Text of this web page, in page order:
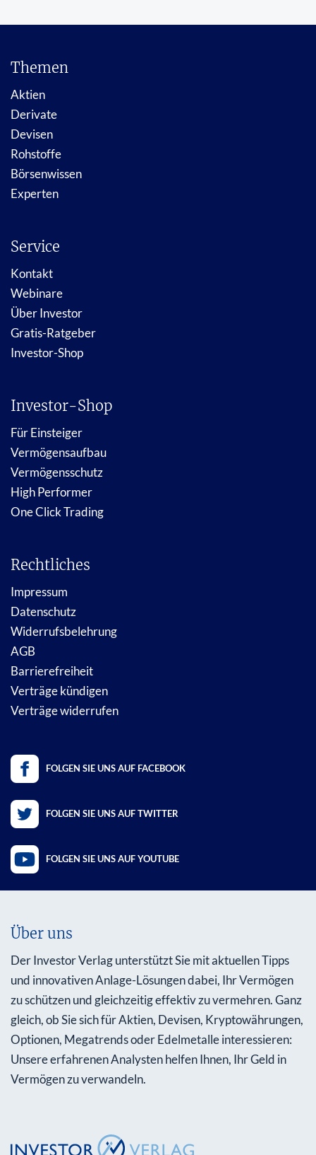
Themen
Aktien
Derivate
Devisen
Rohstoffe
Börsenwissen
Experten
Service
Kontakt
Webinare
Über Investor
Gratis-Ratgeber
Investor-Shop
Investor-Shop
Für Einsteiger
Vermögensaufbau
Vermögensschutz
High Performer
One Click Trading
Rechtliches
Impressum
Datenschutz
Widerrufsbelehrung
AGB
Barrierefreiheit
Verträge kündigen
Verträge widerrufen
FOLGEN SIE UNS AUF FACEBOOK
FOLGEN SIE UNS AUF TWITTER
FOLGEN SIE UNS AUF YOUTUBE
Über uns
Der Investor Verlag unterstützt Sie mit aktuellen Tipps
und innovativen Anlage-Lösungen dabei, Ihr Vermögen
zu schützen und gleichzeitig effektiv zu vermehren. Ganz
gleich, ob Sie sich für Aktien, Devisen, Kryptowährungen,
Optionen, Megatrends oder Edelmetalle interessieren:
Unsere erfahrenen Analysten helfen Ihnen, Ihr Geld in
Vermögen zu verwandeln.